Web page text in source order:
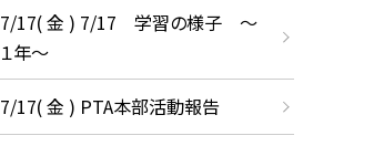
7/17( 金 ) 7/17 学習の様子 ～
１年～
7/17( 金 ) PTA本部活動報告